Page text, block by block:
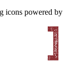
icons powered by